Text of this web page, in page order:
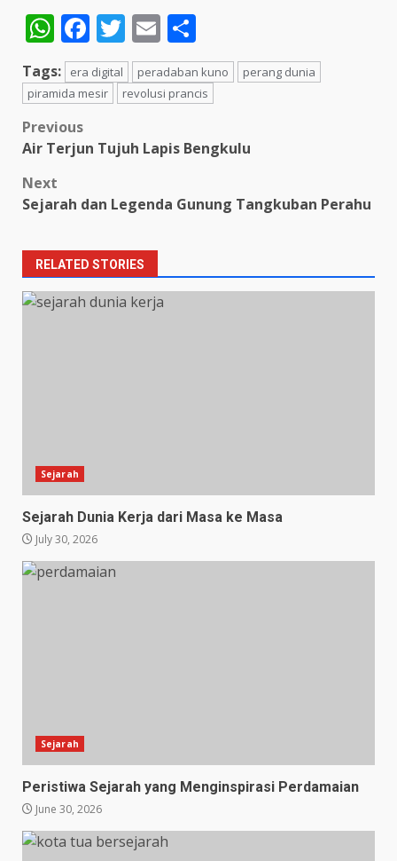
WhatsApp
Facebook
Twitter
Email
Tags: era digital peradaban kuno
perang dunia
piramida mesir
revolusi prancis
Post
navigation
Previous
Air Terjun Tujuh Lapis Bengkulu
Next
Sejarah dan Legenda Gunung Tangkuban Perahu
RELATED STORIES
Sejarah
Sejarah Dunia Kerja dari Masa ke Masa
July 30, 2026
Sejarah
Peristiwa Sejarah yang Menginspirasi Perdamaian
June 30, 2026